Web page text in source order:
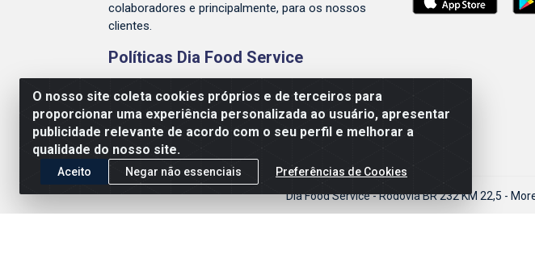
O nosso site coleta cookies próprios e de terceiros para
proporcionar uma experiência personalizada ao usuário, apresentar
publicidade relevante de acordo com o seu perfil e melhorar a
qualidade do nosso site.
Aceito Negar não essenciais Preferências de Cookies
colaboradores e principalmente, para os nossos
clientes.
Políticas Dia Food Service
Entrega e Devolução
Conheça a Dia Food Service
Política de Privacidade
Dia Food Service - Rodovia BR 232 KM 22,5 -